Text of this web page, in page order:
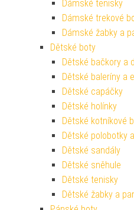
Dámské tenisky
Dámské trekové
Dámské žabky a
Dětské boty
Dětské bačkory a
Dětské baleríny a
Dětské capáčky
Dětské holínky
Dětské kotníkové
Dětské polobotky
Dětské sandály
Dětské sněhule
Dětské tenisky
Dětské žabky a